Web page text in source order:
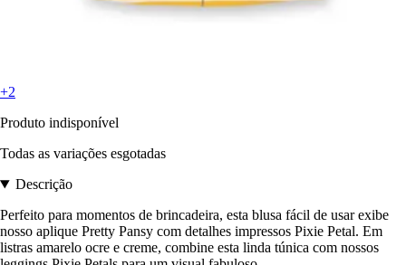
+2
Produto indisponível
Todas as variações esgotadas
Descrição
Perfeito para momentos de brincadeira, esta blusa fácil de usar exibe
nosso aplique Pretty Pansy com detalhes impressos Pixie Petal. Em
listras amarelo ocre e creme, combine esta linda túnica com nossos